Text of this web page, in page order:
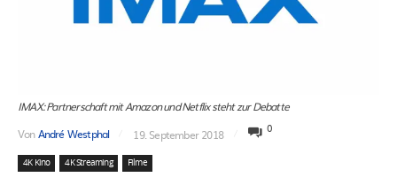
IMAX: Partnerschaft mit Amazon und Netflix steht zur Debatte
VonAndré Westphal 19. September 2018 0
4K Kino 4K Streaming Filme